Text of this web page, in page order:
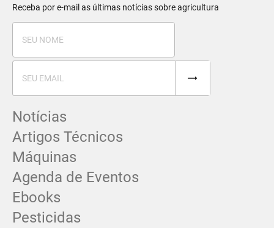
Receba por e-mail as últimas notícias sobre agricultura
Notícias
Artigos Técnicos
Máquinas
Agenda de Eventos
Ebooks
Pesticidas